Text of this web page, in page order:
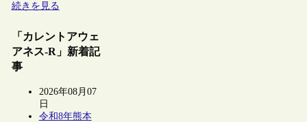
続きを見る
「カレントアウェ
アネス-R」新着記
事
2026年08月07
日
令和8年熊本